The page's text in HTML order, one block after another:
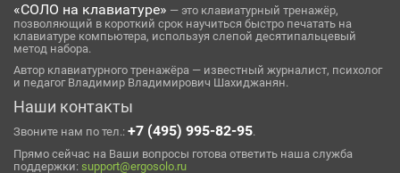
«СОЛО на клавиатуре» — это клавиатурный тренажёр,
позволяющий в короткий срок научиться быстро печатать на
клавиатуре компьютера, используя слепой десятипальцевый
метод набора.
Автор клавиатурного тренажёра — известный журналист, психолог
и педагог Владимир Владимирович Шахиджанян.
Наши контакты
Звоните нам по тел.: +7 (495) 995-82-95.
Прямо сейчас на Ваши вопросы готова ответить наша служба
поддержки: support@ergosolo.ru